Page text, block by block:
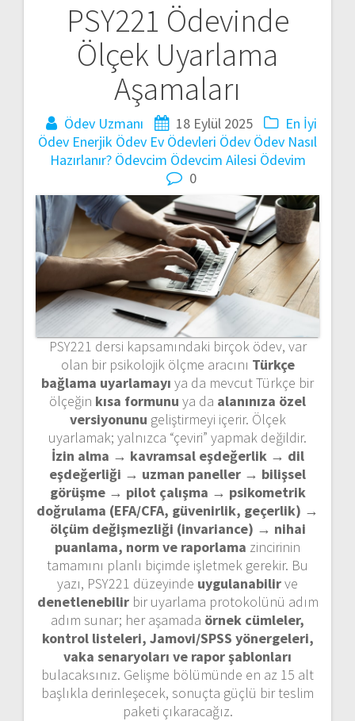
PSY221 Ödevinde
Ölçek Uyarlama
Aşamaları
Ödev Uzmanı 18 Eylül 2025
En İyi
Ödev Enerjik Ödev Ev Ödevleri Ödev Ödev Nasıl
Hazırlanır? Ödevcim Ödevcim Ailesi Ödevim
0
PSY221 dersi kapsamındaki birçok ödev, var
olan bir psikolojik ölçme aracını Türkçe
bağlama uyarlamayı ya da mevcut Türkçe bir
ölçeğin kısa formunu ya da alanınıza özel
versiyonunu geliştirmeyi içerir. Ölçek
uyarlamak; yalnızca “çeviri” yapmak değildir.
İzin alma → kavramsal eşdeğerlik → dil
eşdeğerliği → uzman paneller → bilişsel
görüşme → pilot çalışma → psikometrik
doğrulama (EFA/CFA, güvenirlik, geçerlik) →
ölçüm değişmezliği (invariance) → nihai
puanlama, norm ve raporlama zincirinin
tamamını planlı biçimde işletmek gerekir. Bu
yazı, PSY221 düzeyinde uygulanabilirve
denetlenebilirbir uyarlama protokolünü adım
adım sunar; her aşamada örnek cümleler,
kontrol listeleri, Jamovi/SPSS yönergeleri,
vaka senaryoları ve rapor şablonları
bulacaksınız. Gelişme bölümünde en az 15 alt
başlıkla derinleşecek, sonuçta güçlü bir teslim
paketi çıkaracağız.
Yazı
gezinmesi